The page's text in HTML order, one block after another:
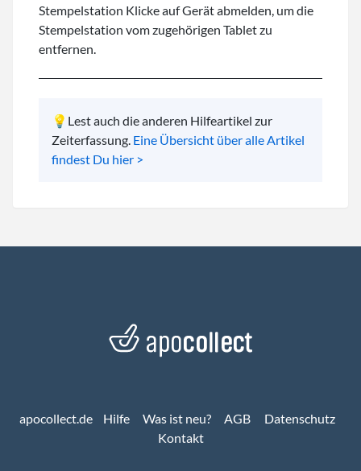
Stempelstation Klicke auf Gerät abmelden, um die
Stempelstation vom zugehörigen Tablet zu
entfernen.
💡Lest auch die anderen Hilfeartikel zur
Zeiterfassung. Eine Übersicht über alle Artikel
findest Du hier >
apocollect.de Hilfe Was ist neu? AGB
Datenschutz
Kontakt